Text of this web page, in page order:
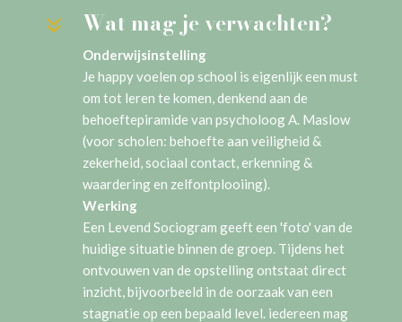
7 Wat mag je verwachten?
Onderwijsinstelling
Je happy voelen op school is eigenlijk een must
om tot leren te komen, denkend aan de
behoeftepiramide van psycholoog A. Maslow
(voor scholen: behoefte aan veiligheid &
zekerheid, sociaal contact, erkenning &
waardering en zelfontplooiing).
Werking
Een Levend Sociogram geeft een 'foto' van de
huidige situatie binnen de groep. Tijdens het
ontvouwen van de opstelling ontstaat direct
inzicht, bijvoorbeeld in de oorzaak van een
stagnatie op een bepaald level. iedereen mag